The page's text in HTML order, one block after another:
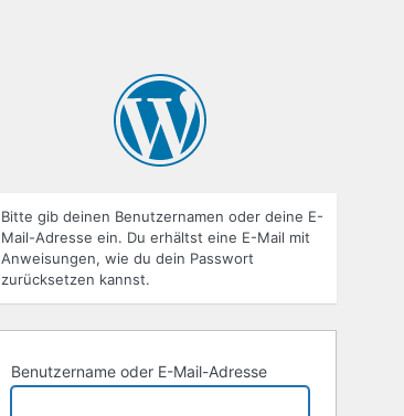
Bitte gib deinen Benutzernamen oder deine E-
Mail-Adresse ein. Du erhältst eine E-Mail mit
Anweisungen, wie du dein Passwort
zurücksetzen kannst.
Benutzername oder E-Mail-Adresse